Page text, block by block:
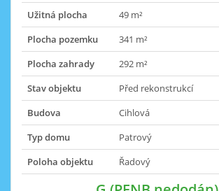
Užitná plocha
49 m²
Plocha pozemku
341 m²
Plocha zahrady
292 m²
Stav objektu
Před rekonstrukcí
Budova
Cihlová
Typ domu
Patrový
Poloha objektu
Řadový